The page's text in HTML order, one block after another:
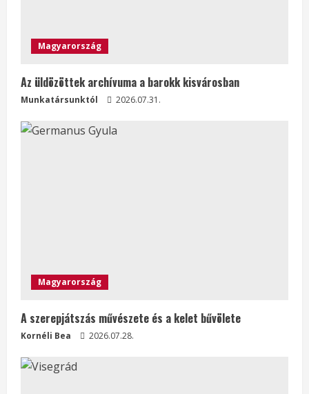
Magyarország
Az üldözöttek archívuma a barokk kisvárosban
Munkatársunktól 2026.07.31.
Magyarország
A szerepjátszás művészete és a kelet bűvölete
Kornéli Bea 2026.07.28.